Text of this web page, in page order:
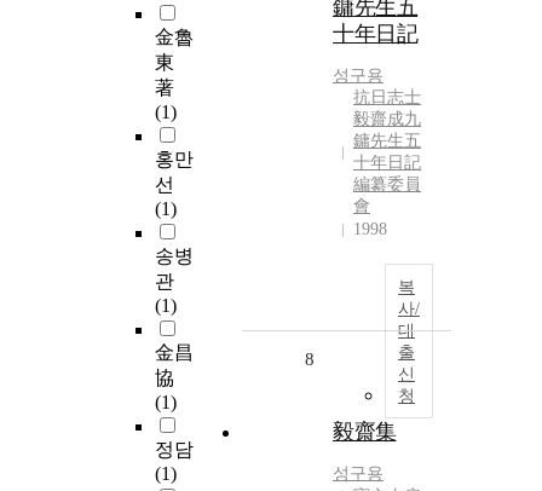
金魯
東
著
(1)
홍만
선
(1)
송병
관
(1)
金昌
協
(1)
정담
(1)
鏞先生五
十年日記
성구용
抗日志士
毅齋成九
鏞先生五
十年日記
編纂委員
會
1998
복
사/
대
출
신
청
8
毅齋集
성구용